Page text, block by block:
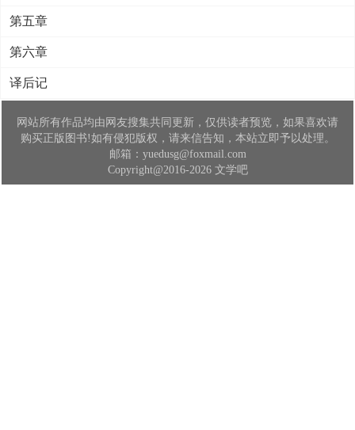
第五章
第六章
译后记
网站所有作品均由网友搜集共同更新，仅供读者预览，如果喜欢请
购买正版图书!如有侵犯版权，请来信告知，本站立即予以处理。
邮箱：yuedusg@foxmail.com
Copyright@2016-2026 文学吧